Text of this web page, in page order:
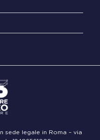
sede legale in Roma – via